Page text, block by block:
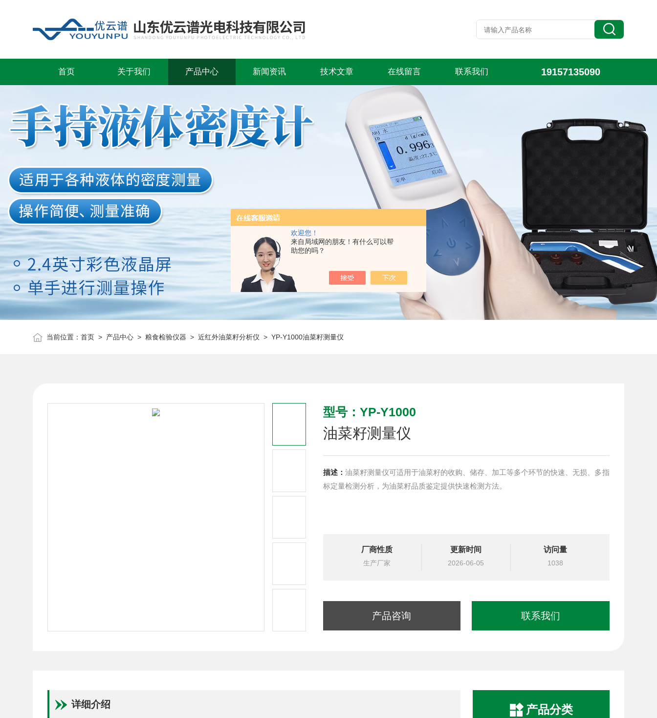
欢迎您！
来自局域网的朋友！有什么可以帮
助您的吗？
首页 关于我们 产品中心 新闻资讯 技术文章 在线留言 联系我们 19157135090
当前位置：首页 > 产品中心 >粮食检验仪器 >近红外油菜籽分析仪 > YP-Y1000油菜籽测量仪
型号：YP-Y1000
油菜籽测量仪
描述： 油菜籽测量仪可适用于油菜籽的收购、储存、加工等多个环节的快速、无损、多指
标定量检测分析，为油菜籽品质鉴定提供快速检测方法。
厂商性质
生产厂家
更新时间
2026-06-05
访问量
1038
产品咨询 联系我们
产品分类
详细介绍